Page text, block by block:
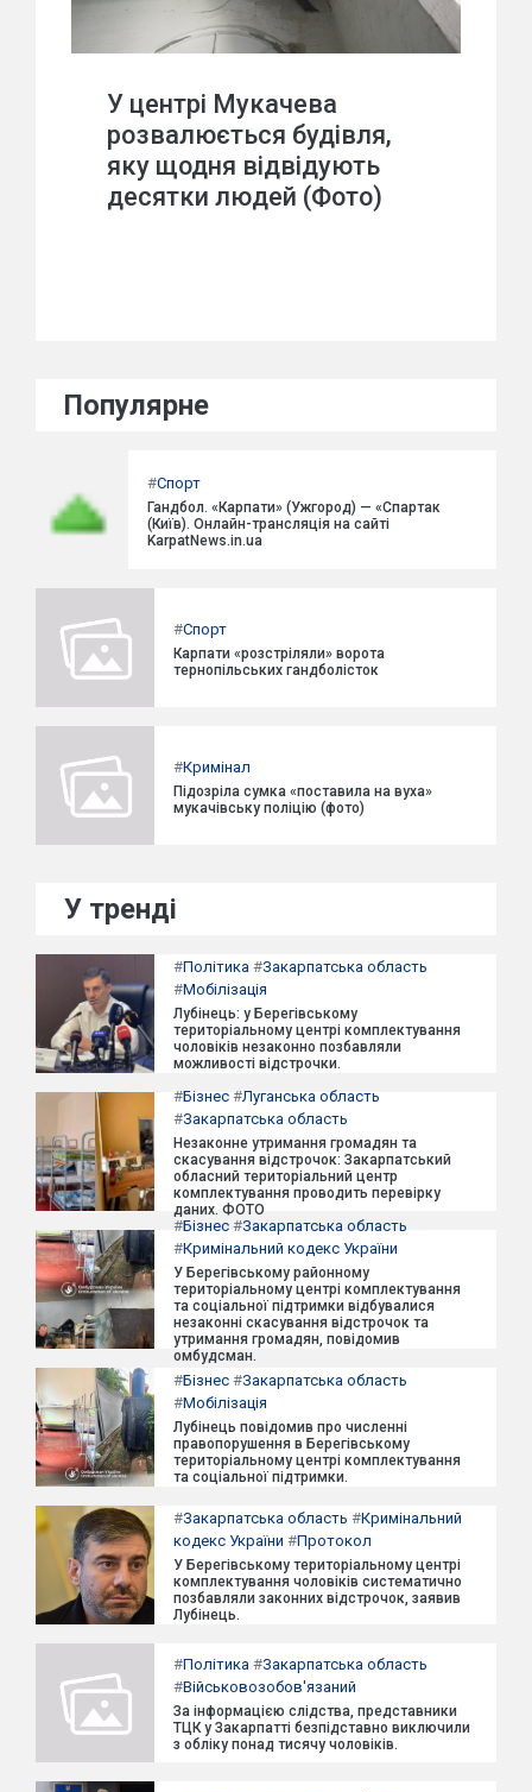
У центрі Мукачева
розвалюється будівля,
яку щодня відвідують
десятки людей (Фото)
Популярне
#Спорт
Гандбол. «Карпати» (Ужгород) — «Спартак
(Київ). Онлайн-трансляція на сайті
KarpatNews.in.ua
#Спорт
Карпати «розстріляли» ворота
тернопільських гандболісток
#Кримінал
Підозріла сумка «поставила на вуха»
мукачівську поліцію (фото)
У тренді
#Політика #Закарпатська область
#Мобілізація
Лубінець: у Берегівському
територіальному центрі комплектування
чоловіків незаконно позбавляли
можливості відстрочки.
#Бізнес #Луганська область
#Закарпатська область
Незаконне утримання громадян та
скасування відстрочок: Закарпатський
обласний територіальний центр
комплектування проводить перевірку
даних. ФОТО
#Бізнес #Закарпатська область
#Кримінальний кодекс України
У Берегівському районному
територіальному центрі комплектування
та соціальної підтримки відбувалися
незаконні скасування відстрочок та
утримання громадян, повідомив
омбудсман.
#Бізнес #Закарпатська область
#Мобілізація
Лубінець повідомив про численні
правопорушення в Берегівському
територіальному центрі комплектування
та соціальної підтримки.
#Закарпатська область #Кримінальний
кодекс України #Протокол
У Берегівському територіальному центрі
комплектування чоловіків систематично
позбавляли законних відстрочок, заявив
Лубінець.
#Політика #Закарпатська область
#Військовозобов'язаний
За інформацією слідства, представники
ТЦК у Закарпатті безпідставно виключили
з обліку понад тисячу чоловіків.